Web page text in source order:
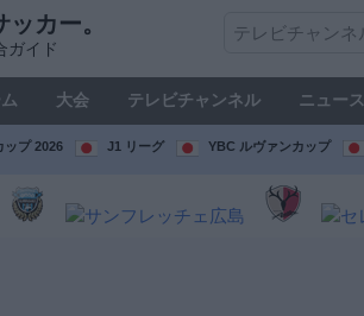
カー。
ガイド
大会 テレビチャンネル ニュース
ップ 2026 J1 リーグ YBC ルヴァンカップ